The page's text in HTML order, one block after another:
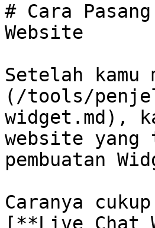
# Cara
Website
Setelah
(/tools/
widget.md),
website
pembuatan
Caranya
[**Live Chat